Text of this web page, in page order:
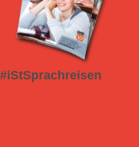
#iStSprachreisen